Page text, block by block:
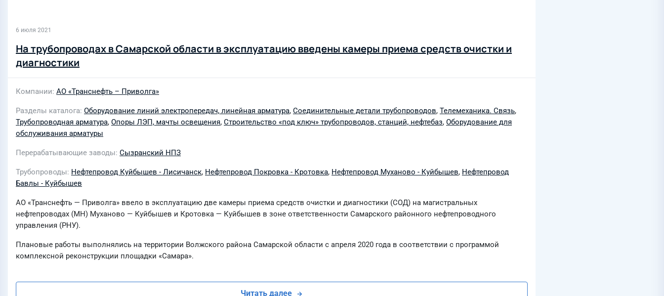
6 июля 2021
На трубопроводах в Самарской области в эксплуатацию введены камеры приема средств очистки и
диагностики
Компании АО «Транснефть – Приволга»
Разделы каталога Оборудование линий электропередач, линейная арматура, Соединительные детали трубопроводов, Телемеханика. Связь,
Трубопроводная арматура, Опоры ЛЭП, мачты освещения, Строительство «под ключ» трубопроводов, станций, нефтебаз, Оборудование для
обслуживания арматуры
Перерабатывающие заводы Сызранский НПЗ
Трубопроводы Нефтепровод Куйбышев - Лисичанск, Нефтепровод Покровка - Кротовка, Нефтепровод Муханово - Куйбышев, Нефтепровод
Бавлы - Куйбышев
АО «Транснефть — Приволга» ввело в эксплуатацию две камеры приема средств очистки и диагностики (СОД) на магистральных
нефтепроводах (МН) Муханово — Куйбышев и Кротовка — Куйбышев в зоне ответственности Самарского районного нефтепроводного
управления (РНУ).
Плановые работы выполнялись на территории Волжского района Самарской области с апреля 2020 года в соответствии c программой
комплексной реконструкции площадки «Самара».
Читать далее